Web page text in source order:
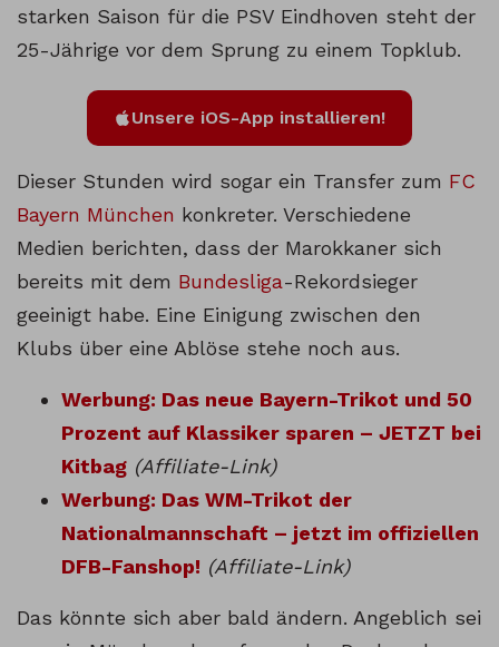
starken Saison für die PSV Eindhoven steht der
25-Jährige vor dem Sprung zu einem Topklub.
Unsere iOS-App installieren!
Dieser Stunden wird sogar ein Transfer zum FC
Bayern München konkreter. Verschiedene
Medien berichten, dass der Marokkaner sich
bereits mit dem Bundesliga-Rekordsieger
geeinigt habe. Eine Einigung zwischen den
Klubs über eine Ablöse stehe noch aus.
Werbung: Das neue Bayern-Trikot und 50
Prozent auf Klassiker sparen – JETZT bei
Kitbag (Affiliate-Link)
Werbung: Das WM-Trikot der
Nationalmannschaft – jetzt im offiziellen
DFB-Fanshop! (Affiliate-Link)
Das könnte sich aber bald ändern. Angeblich sei